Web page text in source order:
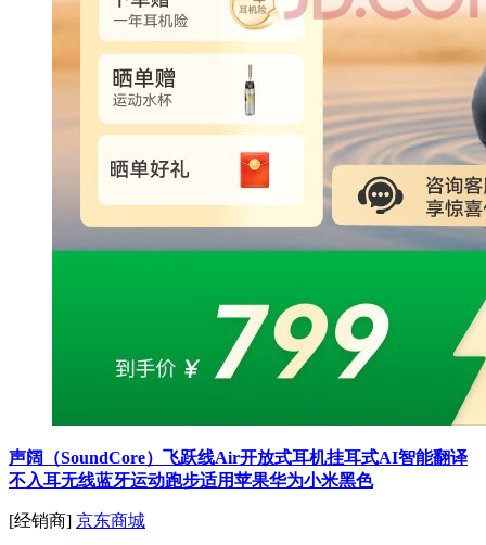
声阔（SoundCore）飞跃线Air开放式耳机挂耳式AI智能翻译
不入耳无线蓝牙运动跑步适用苹果华为小米黑色
[经销商] 京东商城